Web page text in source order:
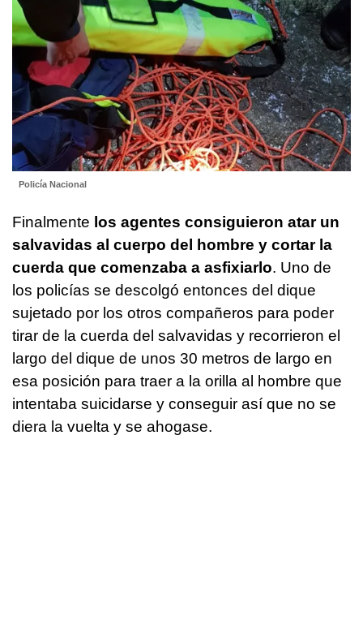
Policía Nacional
Finalmente los agentes consiguieron atar un
salvavidas al cuerpo del hombre y cortar la
cuerda que comenzaba a asfixiarlo. Uno de
los policías se descolgó entonces del dique
sujetado por los otros compañeros para poder
tirar de la cuerda del salvavidas y recorrieron el
largo del dique de unos 30 metros de largo en
esa posición para traer a la orilla al hombre que
intentaba suicidarse y conseguir así que no se
diera la vuelta y se ahogase.